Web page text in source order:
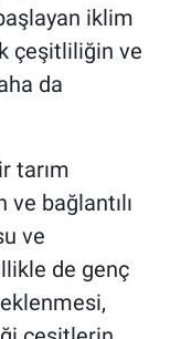
iklim
çeşitliliğin ve
da
tarım
bağlantılı
ve
de genç